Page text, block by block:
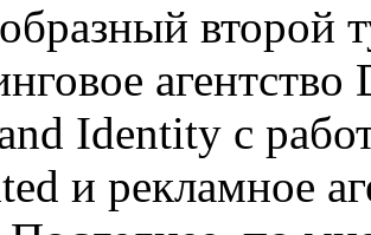
второй
агентство
Identity с
и рекламное